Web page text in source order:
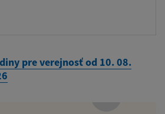
pre verejnosť od 10. 08.